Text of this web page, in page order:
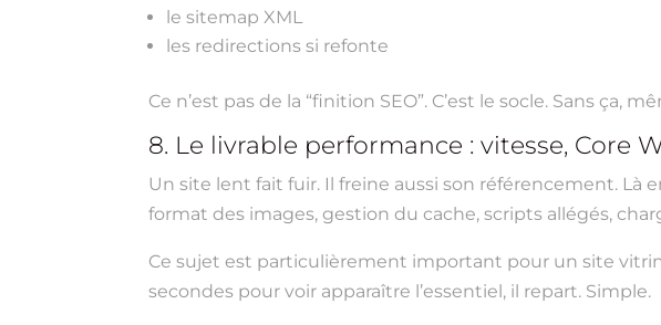
le sitemap XML
les redirections si refonte
Ce n’est pas de la “finition SEO”. C’est le socle. Sans
8. Le livrable performance : vitesse, Core
Un site lent fait fuir. Il freine aussi son référencement. Là
format des images, gestion du cache, scripts allégés,
Ce sujet est particulièrement important pour un site
secondes pour voir apparaître l’essentiel, il repart. Simple.